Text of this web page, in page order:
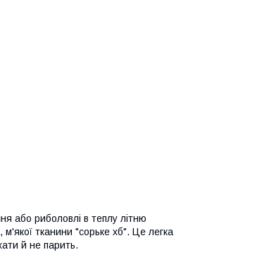
або риболовлі в теплу літню
м'якої тканини "сорьке хб". Це легка
й не парить.